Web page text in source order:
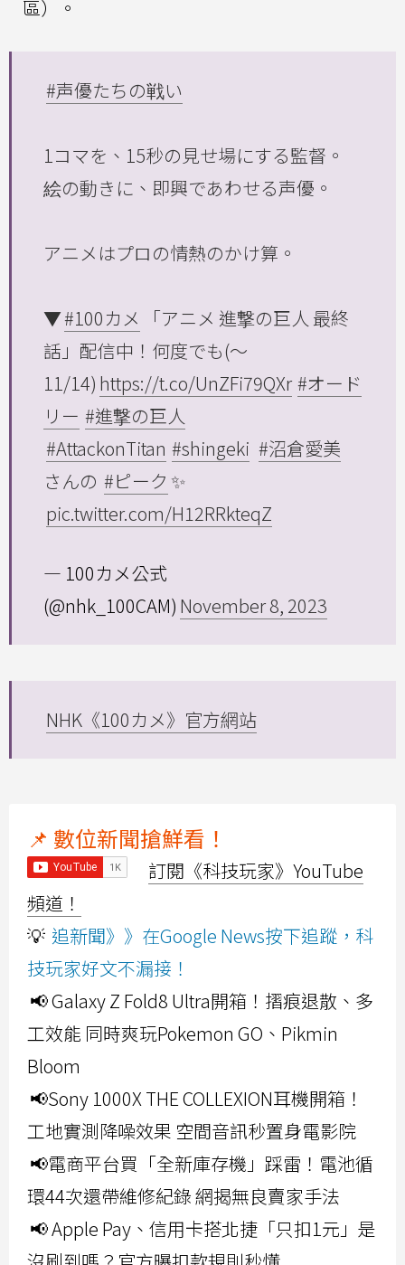
區）。
#声優たちの戦い
1コマを、15秒の見せ場にする監督。
絵の動きに、即興であわせる声優。
アニメはプロの情熱のかけ算。
▼#100カメ
「アニメ 進撃の巨人 最終
話」配信中！何度でも(～
11/14) https://t.co/UnZFi79QXr #オード
リー #進撃の巨人
#AttackonTitan #shingeki #沼倉愛美
さんの #ピーク ✨
pic.twitter.com/H12RRkteqZ
— 100カメ公式
(@nhk_100CAM) November 8, 2023
NHK《100カメ》官方網站
📌 數位新聞搶鮮看！
訂閱《科技玩家》YouTube
頻道！
💡 追新聞》》在Google News按下追蹤，科
技玩家好文不漏接！
📢 Galaxy Z Fold8 Ultra開箱！摺痕退散、多
工效能 同時爽玩Pokemon GO、Pikmin
Bloom
📢Sony 1000X THE COLLEXION耳機開箱！
工地實測降噪效果 空間音訊秒置身電影院
📢電商平台買「全新庫存機」踩雷！電池循
環44次還帶維修紀錄 網揭無良賣家手法
📢 Apple Pay、信用卡搭北捷「只扣1元」是